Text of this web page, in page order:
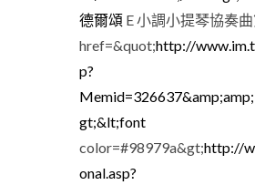
德爾頌E 小調小提琴協奏
href=&quot;http://
p?
gt;&lt;font
color=#98979a&gt;http://
onal.asp?